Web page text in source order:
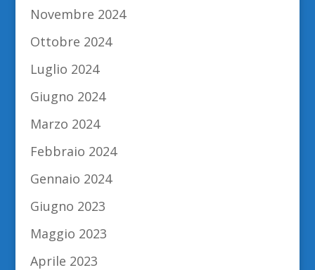
Novembre 2024
Ottobre 2024
Luglio 2024
Giugno 2024
Marzo 2024
Febbraio 2024
Gennaio 2024
Giugno 2023
Maggio 2023
Aprile 2023